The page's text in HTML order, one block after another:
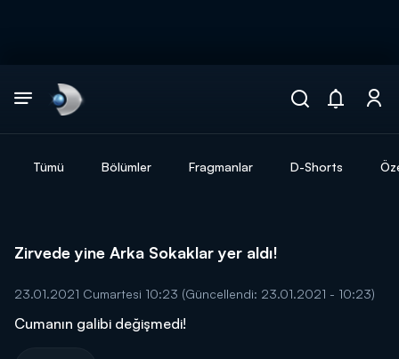
Tümü Bölümler Fragmanlar D-Shorts
Zirvede yine Arka Sokaklar yer aldı!
23.01.2021 Cumartesi 10:23 (Güncellendi: 23.01.2021 - 10:23)
Cumanın galibi değişmedi!